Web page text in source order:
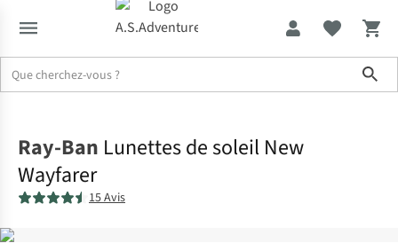
Ray-Ban Lunettes de soleil New
Wayfarer
15 Avis